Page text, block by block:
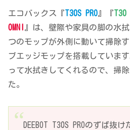
エコバックス『T30S PRO 』『T30
OMNI
』は、壁際や家具の脚の水
つのモップが外側に動いて掃除
ブエッジモップを搭載しています
って水拭きしてくれるので、掃
た。
DEEBOT T30S PROのずば抜